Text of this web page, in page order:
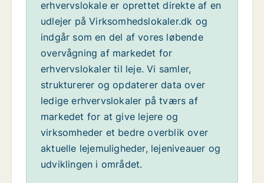
erhvervslokale er oprettet direkte af en
udlejer på Virksomhedslokaler.dk og
indgår som en del af vores løbende
overvågning af markedet for
erhvervslokaler til leje. Vi samler,
strukturerer og opdaterer data over
ledige erhvervslokaler på tværs af
markedet for at give lejere og
virksomheder et bedre overblik over
aktuelle lejemuligheder, lejeniveauer og
udviklingen i området.